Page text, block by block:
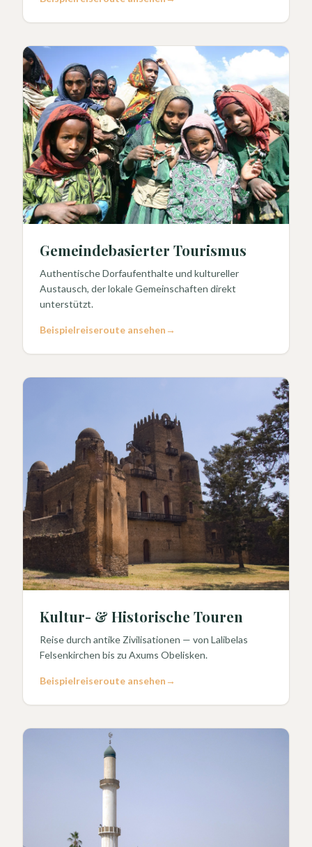
Gemeindebasierter Tourismus
Authentische Dorfaufenthalte und kultureller
Austausch, der lokale Gemeinschaften direkt
unterstützt.
Beispielreiseroute ansehen →
Kultur- & Historische Touren
Reise durch antike Zivilisationen — von Lalibelas
Felsenkirchen bis zu Axums Obelisken.
Beispielreiseroute ansehen →